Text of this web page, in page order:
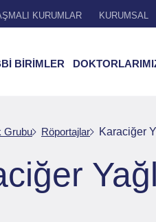
KURUMLAR KURUMSAL
BİRİMLER
Grubu Röportajlar Karaciğer